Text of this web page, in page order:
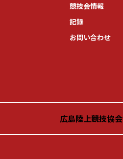
競技会情報
記録
お問い合わせ
広島陸上競技協会